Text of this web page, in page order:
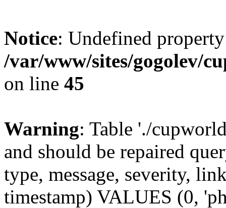
Notice: Undefined
/var/www/sites/gogolev/
on line 45
Warning: Table './
and should be repaired
type, message, severity,
timestamp) VALUES (0,